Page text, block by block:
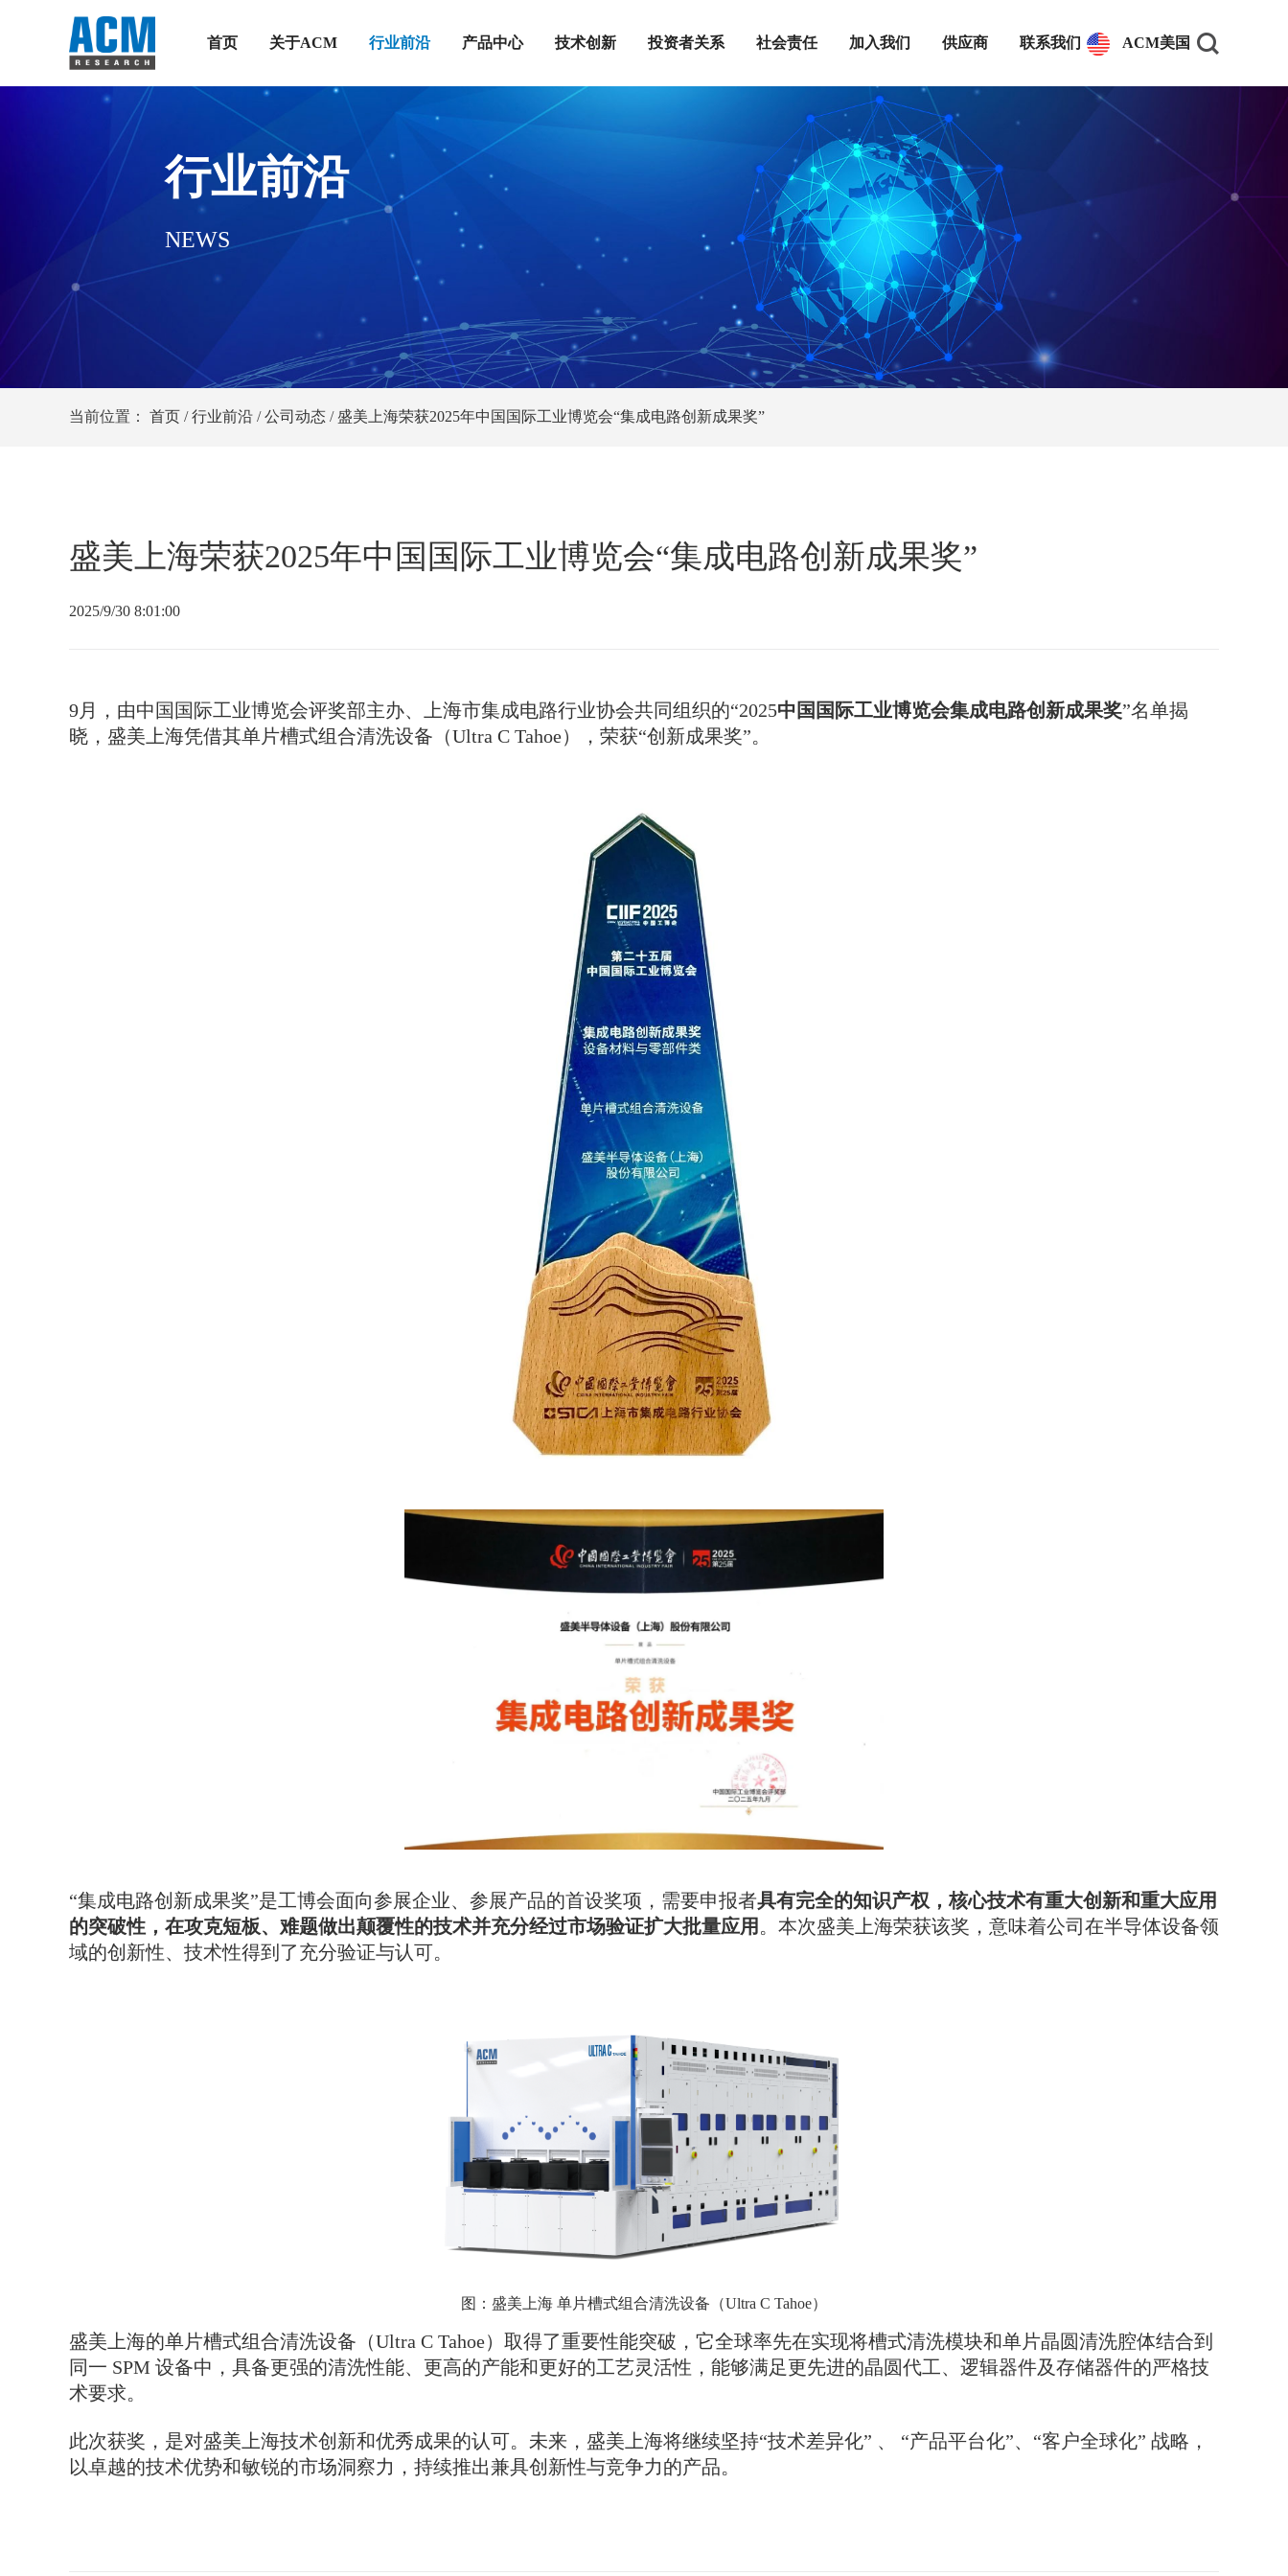
首页 关于ACM 行业前沿 产品中心 技术创新 投资者关系 社会责任 加入我们 供应商 联系我们 ACM美国
行业前沿
NEWS
当前位置： 首页 / 行业前沿 / 公司动态 / 盛美上海荣获2025年中国国际工业博览会“集成电路创新成果奖”
盛美上海荣获2025年中国国际工业博览会“集成电路创新成果奖”
2025/9/30 8:01:00
9月，由中国国际工业博览会评奖部主办、上海市集成电路行业协会共同组织的“2025中国国际工业博览会集成电路创新成果奖”名单揭
晓，盛美上海凭借其单片槽式组合清洗设备（Ultra C Tahoe），荣获“创新成果奖”。
“集成电路创新成果奖”是工博会面向参展企业、参展产品的首设奖项，需要申报者具有完全的知识产权，核心技术有重大创新和重大应用
的突破性，在攻克短板、难题做出颠覆性的技术并充分经过市场验证扩大批量应用 。本次盛美上海荣获该奖，意味着公司在半导体设备领
域的创新性、技术性得到了充分验证与认可。
图：盛美上海 单片槽式组合清洗设备（Ultra C Tahoe）
盛美上海的单片槽式组合清洗设备（Ultra C Tahoe）取得了重要性能突破，它全球率先在实现将槽式清洗模块和单片晶圆清洗腔体结合到
同一 SPM 设备中，具备更强的清洗性能、更高的产能和更好的工艺灵活性，能够满足更先进的晶圆代工、逻辑器件及存储器件的严格技
术要求。
此次获奖，是对盛美上海技术创新和优秀成果的认可。未来，盛美上海将继续坚持“技术差异化” 、 “产品平台化”、“客户全球化” 战略，
以卓越的技术优势和敏锐的市场洞察力，持续推出兼具创新性与竞争力的产品。